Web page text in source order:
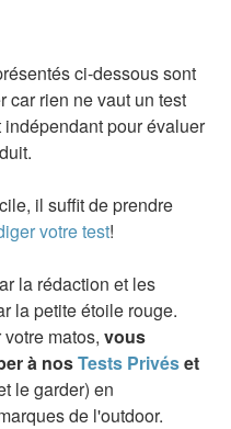
ci-dessous sont
car rien ne vaut un test
pour évaluer
il suffit de prendre
votre test!
la rédaction et les
la petite étoile rouge.
votre matos, vous
à nosTests Privéset
le garder) en
de l'outdoor.